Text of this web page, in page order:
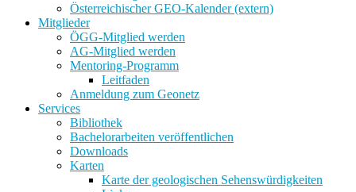
Österreichischer GEO-Kalender (extern)
Mitglieder
ÖGG-Mitglied werden
AG-Mitglied werden
Mentoring-Programm
Leitfaden
Anmeldung zum Geonetz
Services
Bibliothek
Bachelorarbeiten veröffentlichen
Downloads
Karten
Karte der geologischen Sehenswürdigkeiten